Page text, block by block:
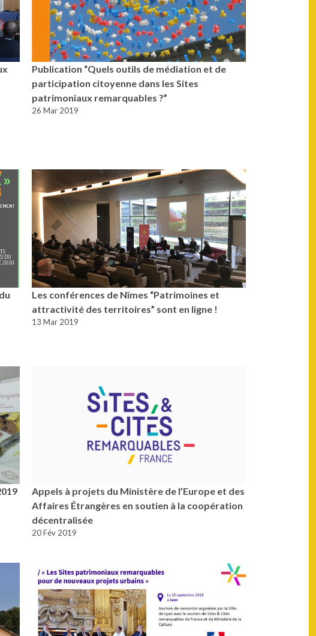
Publication “Quels outils de médiation et de
participation citoyenne dans les Sites
patrimoniaux remarquables ?”
26 Mar 2019
Les conférences de Nîmes “Patrimoines et
attractivité des territoires” sont en ligne !
13 Mar 2019
Appels à projets du Ministère de l’Europe et des
Affaires Étrangères en soutien à la coopération
décentralisée
20 Fév 2019